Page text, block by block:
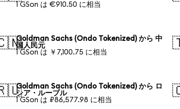
1 GSon は €910.50 に相当
Goldman Sachs (Ondo Tokenized) から 中
国人民元
1 GSon は ￥7,100.75 に相当
Goldman Sachs (Ondo Tokenized) から ロ
シア・ルーブル
1 GSon は ₽86,577.98 に相当